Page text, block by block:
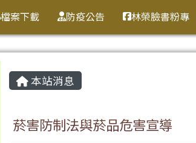
檔案下載 防疫公告 林榮臉書粉專
主內容區域
本站消息
菸害防制法與菸品危害宣導